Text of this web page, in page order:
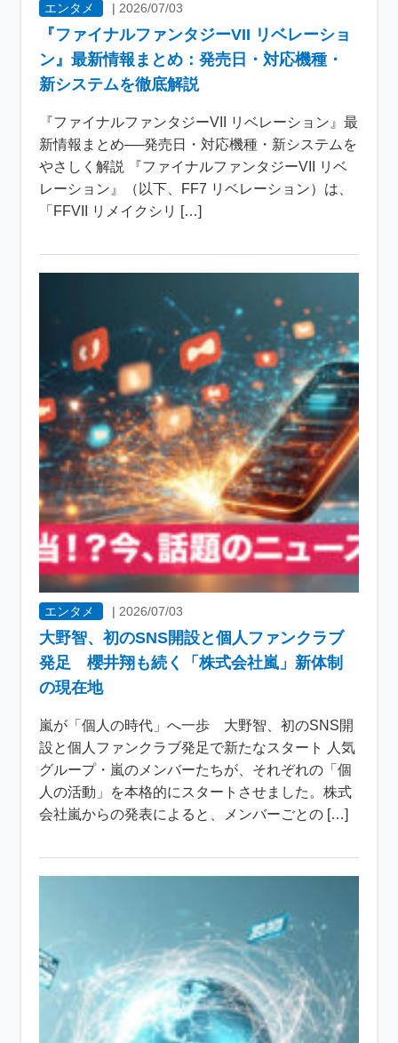
エンタメ |2026/07/03
『ファイナルファンタジーVII リベレーショ
ン』最新情報まとめ：発売日・対応機種・
新システムを徹底解説
『ファイナルファンタジーVII リベレーション』最
新情報まとめ──発売日・対応機種・新システムを
やさしく解説 『ファイナルファンタジーVII リベ
レーション』（以下、FF7 リベレーション）は、
「FFVII リメイクシリ […]
エンタメ | 2026/07/03
大野智、初のSNS開設と個人ファンクラブ
発足 櫻井翔も続く「株式会社嵐」新体制
の現在地
嵐が「個人の時代」へ一歩 大野智、初のSNS開
設と個人ファンクラブ発足で新たなスタート 人気
グループ・嵐のメンバーたちが、それぞれの「個
人の活動」を本格的にスタートさせました。株式
会社嵐からの発表によると、メンバーごとの […]